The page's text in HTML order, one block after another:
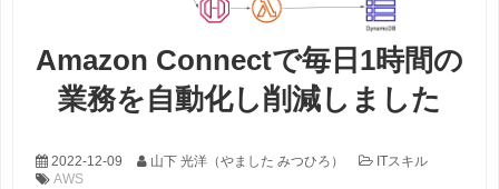
Amazon Connectで毎日1時間の
業務を自動化し削減しました
2022-12-09 山下 光洋（やました みつひろ）
ITスキル
AWS